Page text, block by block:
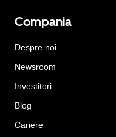
Compania
Despre noi
Newsroom
Investitori
Blog
Cariere